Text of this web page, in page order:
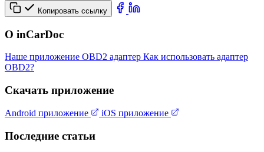
Копировать ссылку
О inCarDoc
Наше приложение OBD2 адаптер Как использовать адаптер
OBD2?
Скачать приложение
Android приложение iOS приложение
Последние статьи